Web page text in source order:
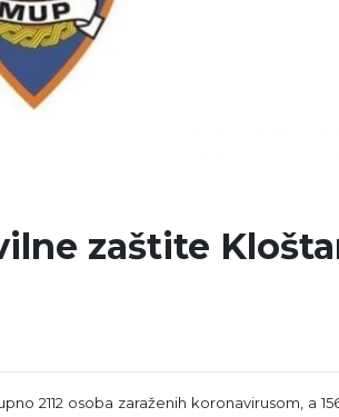
zaštite
2112 osoba zaraženih koronavirusom, a